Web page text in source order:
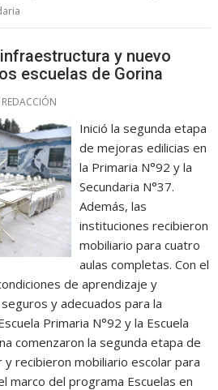
y nuevo
escuelas de Gorina
REDACCIÓN
Inició la segunda etapa
de mejoras edilicias en
la Primaria N°92 y la
Secundaria N°37.
Además, las
instituciones recibieron
mobiliario para cuatro
aulas completas. Con el
de aprendizaje y
y adecuados para la
Primaria N°92 y la Escuela
comenzaron la segunda etapa de
recibieron mobiliario escolar para
marco del programa Escuelas en